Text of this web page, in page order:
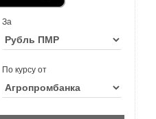
За
По курсу от